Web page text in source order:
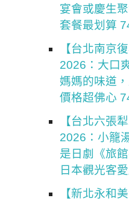
宴會或慶生
套餐最划算
【台北南京
2026：大口
媽媽的味道
價格超佛心
【台北六張
2026：小籠
是日劇《旅
日本觀光客
【新北永和